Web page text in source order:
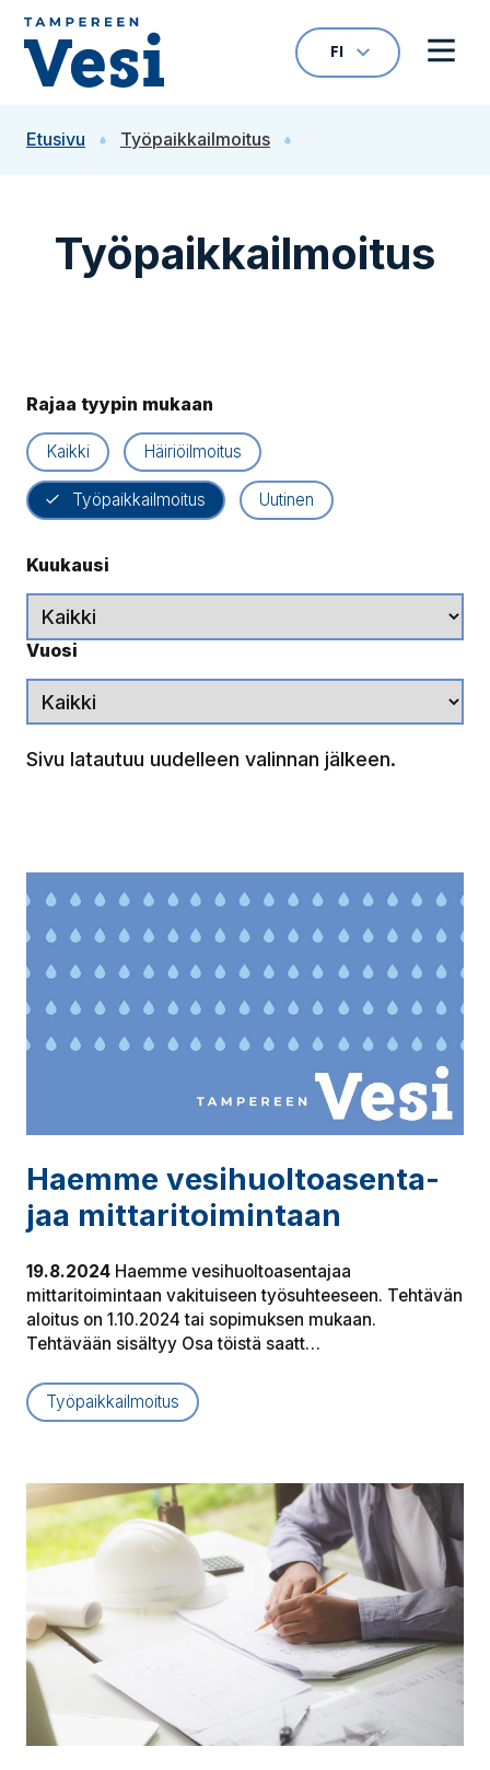
Siirry sisältöön
VALITTU KIELI:
FI
Avaa
Etusivu Työpaikkailmoitus
Työpaikkailmoitus
Rajaa tyypin mukaan
Kaikki Häiriöilmoitus
Työpaikkailmoitus Uutinen
Sivu latautuu uudelleen valinnan jälkeen.
Vuosi
Kuukausi
Haemme ve­si­huol­toa­sen­ta­
jaa mit­ta­ri­toi­min­taan
19.8.2024 Haemme vesihuoltoasentajaa
mittaritoimintaan vakituiseen työsuhteeseen. Tehtävän
aloitus on 1.10.2024 tai sopimuksen mukaan.
Tehtävään sisältyy Osa töistä saatt…
Työpaikkailmoitus